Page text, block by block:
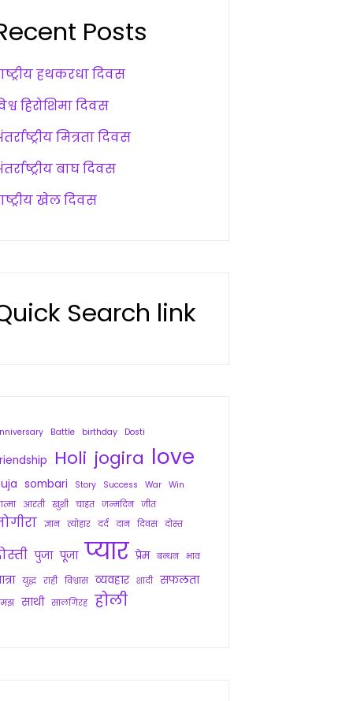
Posts
हथकरधा दिवस
हिरोशिमा दिवस
मित्रता दिवस
बाघ दिवस
खेल दिवस
Search link
Battle birthday Dosti
Holi jogira love
sombari Story Success War
Win
आरती खुशी चाहत जन्मदिन जीत
ज्ञान त्योहार दर्द दान दिवस दोस्त
पुजा पूजा प्यार प्रेम बन्धन भाव
युद्ध राही विश्वास व्यवहार शादी सफलता
साथी सालगिरह होली